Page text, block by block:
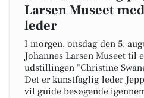
Larsen Museet
leder
I morgen, onsdag den 5.
Johannes Larsen Museet
udstillingen "Christine
Det er kunstfaglig leder
vil guide besøgende